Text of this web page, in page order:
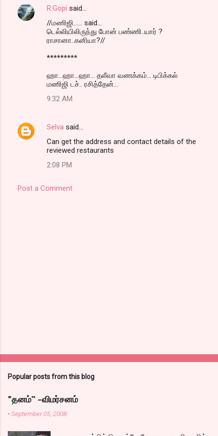
R.Gopi said…
//மணிஜி...... said...
டெல்லியிலிருந்து போன் பண்ணி..யார் ?
ராசானா..கனியா?//
*********
ஹா...ஹா...ஹா... தலீவா வணக்கம்... டிபிக்கல்
மணிஜி டச்.. ரசித்தேன்...
9:32 AM
Selva said…
Can get the address and contact details of the
reviewed restaurants
2:08 PM
Post a Comment
Popular posts from this blog
"தனம்” -விமர்சனம்
-September 05, 2008